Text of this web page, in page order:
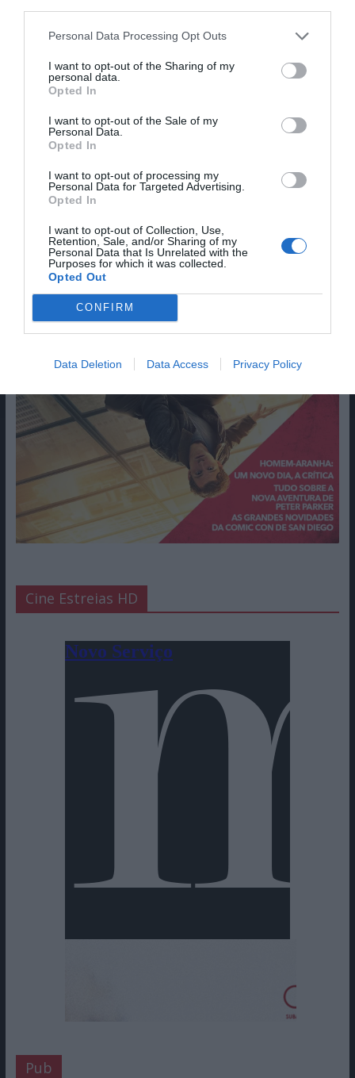
Personal Data Processing Opt Outs
I want to opt-out of the Sharing of my
personal data.
Opted In
I want to opt-out of the Sale of my
Personal Data.
Opted In
I want to opt-out of processing my
Personal Data for Targeted Advertising.
Opted In
I want to opt-out of Collection, Use,
Retention, Sale, and/or Sharing of my
Personal Data that Is Unrelated with the
Purposes for which it was collected.
Opted Out
CONFIRM
Data Deletion Data Access Privacy Policy
Sim, adicione-me à mailing list da Newsletter MHD
Cine Estreias HD
Pub